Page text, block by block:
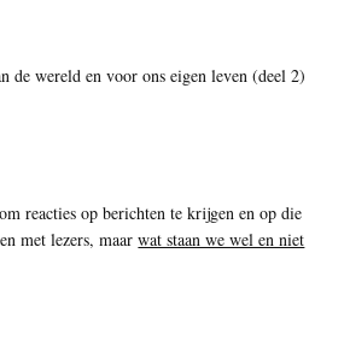
de wereld en voor ons eigen leven (deel 2)
reacties op berichten te krijgen en op die
met lezers, maarwat staan we wel en niet